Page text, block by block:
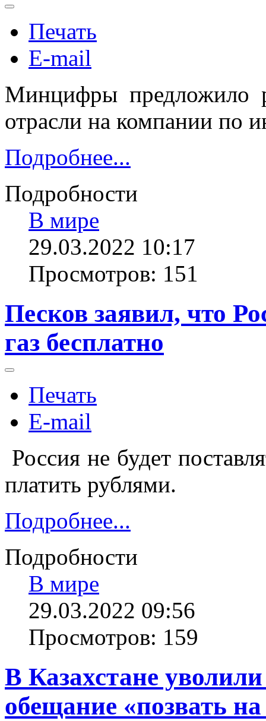
Печать
E-mail
Минцифры предложило
отрасли на компании по
Подробнее...
Подробности
В мире
29.03.2022 10:17
Просмотров: 151
Песков заявил, что
газ бесплатно
Печать
E-mail
Россия не будет
платить рублями.
Подробнее...
Подробности
В мире
29.03.2022 09:56
Просмотров: 159
В Казахстане
обещание «позвать